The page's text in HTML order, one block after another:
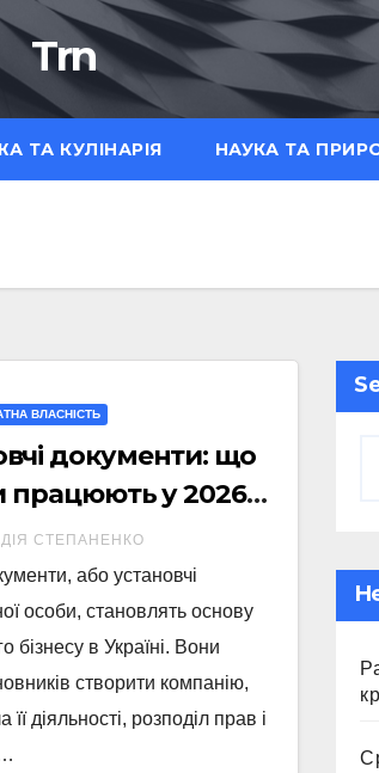
Trn
ТА КУЛІНАРІЯ НАУКА ТА
ВЛАСНІСТЬ
документи: що
працюють у 2026
СТЕПАНЕНКО
або установчі
особи, становлять основу
бізнесу в Україні. Вони
створити компанію,
діяльності, розподіл прав і